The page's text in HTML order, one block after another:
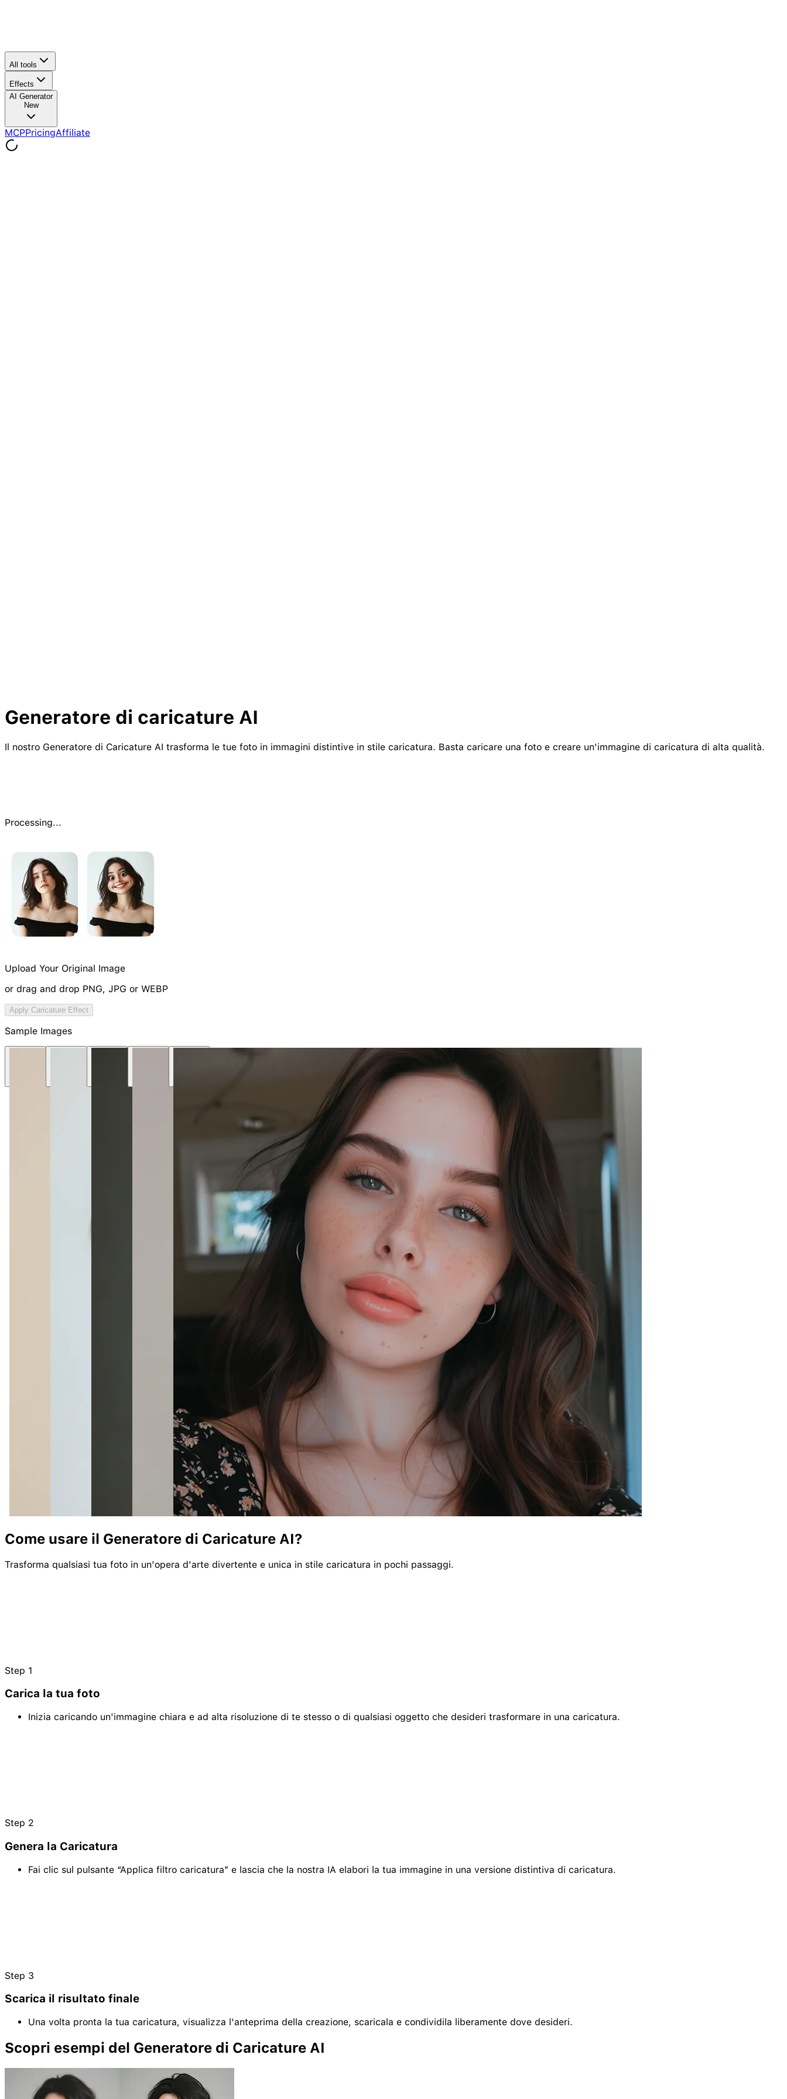
All tools
Effects
AI Generator
New
MCPPricingAffiliate
Generatore di caricature AI
Il nostro Generatore di Caricature AI trasforma le tue foto in immagini distintive in stile caricatura. Basta caricare una foto e creare un'immagine di caricatura di alta qualità.
Processing...
Upload Your Original Image
or drag and drop PNG, JPG or WEBP
Try Image Generation Model
NEW
Apply Caricature Effect
Sample Images
Come usare il Generatore di Caricature AI?
Trasforma qualsiasi tua foto in un'opera d'arte divertente e unica in stile caricatura in pochi passaggi.
Step 1
Carica la tua foto
Inizia caricando un'immagine chiara e ad alta risoluzione di te stesso o di qualsiasi oggetto che desideri trasformare in una caricatura.
Step 2
Genera la Caricatura
Fai clic sul pulsante “Applica filtro caricatura” e lascia che la nostra IA elabori la tua immagine in una versione distintiva di caricatura.
Step 3
Scarica il risultato finale
Una volta pronta la tua caricatura, visualizza l'anteprima della creazione, scaricala e condividila liberamente dove desideri.
Scopri esempi del Generatore di Caricature AI